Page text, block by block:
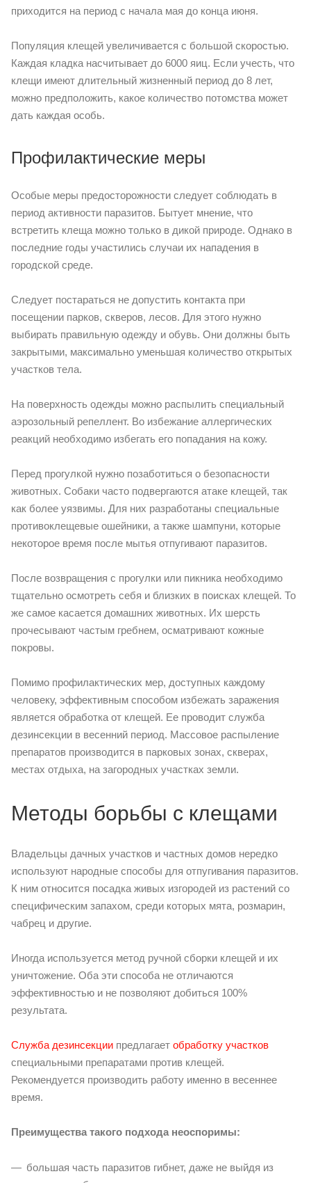
приходится на период с начала мая до конца июня.
Популяция клещей увеличивается с большой скоростью.
Каждая кладка насчитывает до 6000 яиц. Если учесть, что
клещи имеют длительный жизненный период до 8 лет,
можно предположить, какое количество потомства может
дать каждая особь.
Профилактические меры
Особые меры предосторожности следует соблюдать в
период активности паразитов. Бытует мнение, что
встретить клеща можно только в дикой природе. Однако в
последние годы участились случаи их нападения в
городской среде.
Следует постараться не допустить контакта при
посещении парков, скверов, лесов. Для этого нужно
выбирать правильную одежду и обувь. Они должны быть
закрытыми, максимально уменьшая количество открытых
участков тела.
На поверхность одежды можно распылить специальный
аэрозольный репеллент. Во избежание аллергических
реакций необходимо избегать его попадания на кожу.
Перед прогулкой нужно позаботиться о безопасности
животных. Собаки часто подвергаются атаке клещей, так
как более уязвимы. Для них разработаны специальные
противоклещевые ошейники, а также шампуни, которые
некоторое время после мытья отпугивают паразитов.
После возвращения с прогулки или пикника необходимо
тщательно осмотреть себя и близких в поисках клещей. То
же самое касается домашних животных. Их шерсть
прочесывают частым гребнем, осматривают кожные
покровы.
Помимо профилактических мер, доступных каждому
человеку, эффективным способом избежать заражения
является обработка от клещей. Ее проводит служба
дезинсекции в весенний период. Массовое распыление
препаратов производится в парковых зонах, скверах,
местах отдыха, на загородных участках земли.
Методы борьбы с клещами
Владельцы дачных участков и частных домов нередко
используют народные способы для отпугивания паразитов.
К ним относится посадка живых изгородей из растений со
специфическим запахом, среди которых мята, розмарин,
чабрец и другие.
Иногда используется метод ручной сборки клещей и их
уничтожение. Оба эти способа не отличаются
эффективностью и не позволяют добиться 100%
результата.
Служба дезинсекции предлагает обработку участков
специальными препаратами против клещей.
Рекомендуется производить работу именно в весеннее
время.
Преимущества такого подхода неоспоримы:
большая часть паразитов гибнет, даже не выйдя из